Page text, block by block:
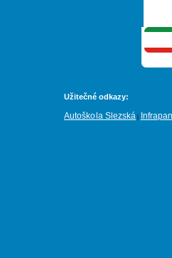
Užitečné odkazy:
Autoškola Slezská